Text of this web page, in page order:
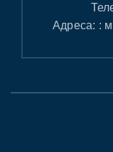
Адреса: :